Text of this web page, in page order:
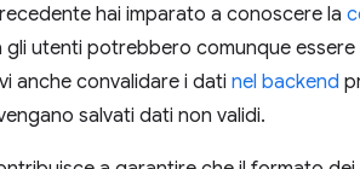
hai imparato a conoscere la
utenti potrebbero comunque
anche convalidare i dati nel backend
salvati dati non validi.